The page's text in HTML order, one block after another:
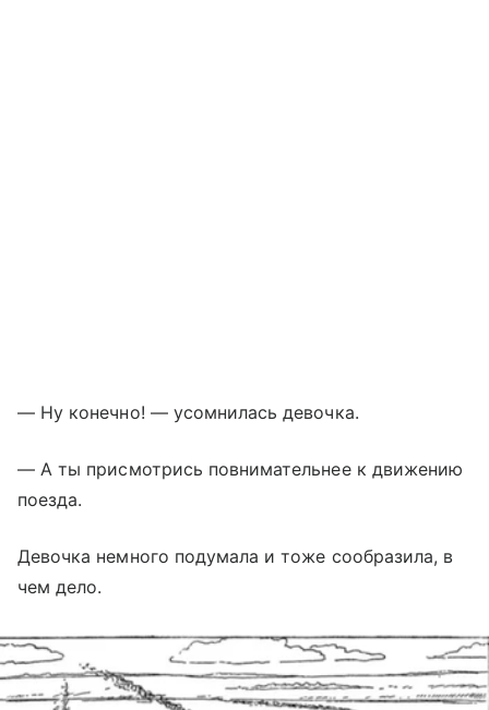
— Ну конечно! — усомнилась девочка.
— А ты присмотрись повнимательнее к движению
поезда.
Девочка немного подумала и тоже сообразила, в
чем дело.